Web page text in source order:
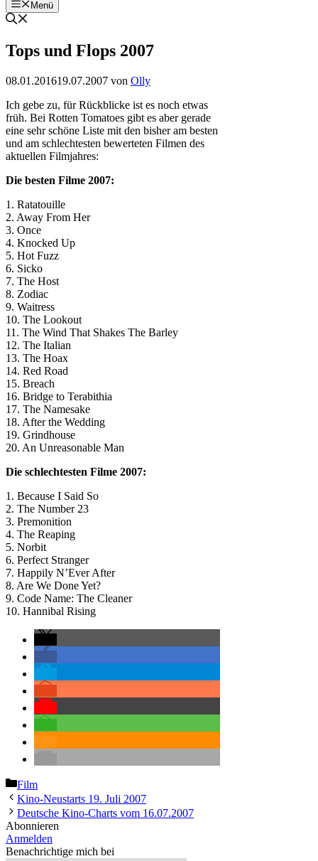
Menü
Tops und Flops 2007
08.01.201619.07.2007 von Olly
Ich gebe zu, für Rückblicke ist es noch etwas
früh. Bei Rotten Tomatoes gibt es aber gerade
eine sehr schöne Liste mit den bisher am besten
und am schlechtesten bewerteten Filmen des
aktuellen Filmjahres:
Die besten Filme 2007:
1. Ratatouille
2. Away From Her
3. Once
4. Knocked Up
5. Hot Fuzz
6. Sicko
7. The Host
8. Zodiac
9. Waitress
10. The Lookout
11. The Wind That Shakes The Barley
12. The Italian
13. The Hoax
14. Red Road
15. Breach
16. Bridge to Terabithia
17. The Namesake
18. After the Wedding
19. Grindhouse
20. An Unreasonable Man
Die schlechtesten Filme 2007:
1. Because I Said So
2. The Number 23
3. Premonition
4. The Reaping
5. Norbit
6. Perfect Stranger
7. Happily N’Ever After
8. Are We Done Yet?
9. Code Name: The Cleaner
10. Hannibal Rising
Kategorien
Film
Kino-Neustarts 19. Juli 2007
Deutsche Kino-Charts vom 16.07.2007
Abonnieren
Anmelden
Benachrichtige mich bei